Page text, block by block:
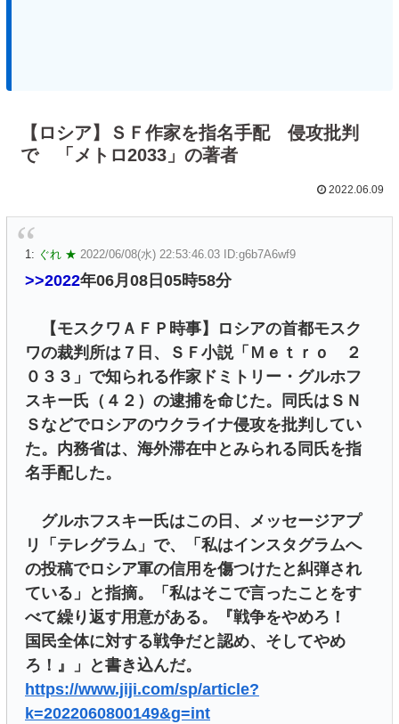
【ロシア】ＳＦ作家を指名手配 侵攻批判
で 「メトロ2033」の著者
2022.06.09
1: ぐれ ★ 2022/06/08(水) 22:53:46.03 ID:g6b7A6wf9
>>2022年06月08日05時58分
【モスクワＡＦＰ時事】ロシアの首都モスク
ワの裁判所は７日、ＳＦ小説「Ｍｅｔｒｏ ２
０３３」で知られる作家ドミトリー・グルホフ
スキー氏（４２）の逮捕を命じた。同氏はＳＮ
Ｓなどでロシアのウクライナ侵攻を批判してい
た。内務省は、海外滞在中とみられる同氏を指
名手配した。
グルホフスキー氏はこの日、メッセージアプ
リ「テレグラム」で、「私はインスタグラムへ
の投稿でロシア軍の信用を傷つけたと糾弾され
ている」と指摘。「私はそこで言ったことをす
べて繰り返す用意がある。『戦争をやめろ！
国民全体に対する戦争だと認め、そしてやめ
ろ！』」と書き込んだ。
https://www.jiji.com/sp/article?
k=2022060800149&g=int